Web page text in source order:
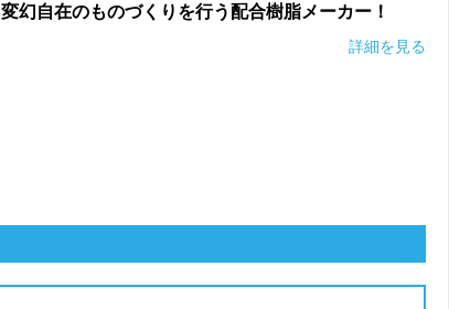
変幻自在のものづくりを行う配合樹脂メーカー！
詳細を見る